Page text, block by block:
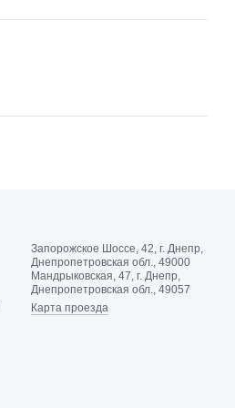
Запорожское Шоссе, 42, г. Днепр,
Днепропетровская обл., 49000
Мандрыковская, 47, г. Днепр,
Днепропетровская обл., 49057
Карта проезда